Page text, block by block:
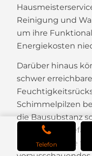
Reinigung und
um ihre
Energiekosten
Darüber hinaus
schwer
Schimmelpilzen
die Bausubstanz
kritisches Auge
Telefon